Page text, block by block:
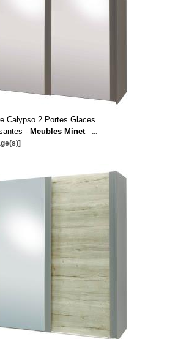
Calypso 2 Portes Glaces
- Meubles Minet
...